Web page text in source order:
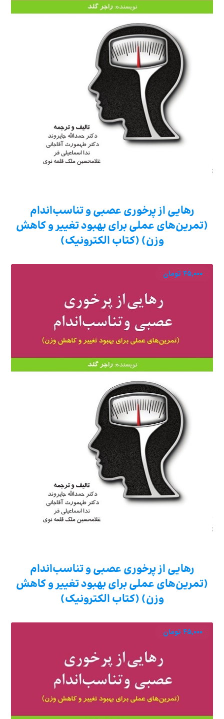
رهایی از پرخوری عصبی و تناسب‌اندام
(تمرین‌های عملی برای بهبود تغییر و کاهش
وزن) (کتاب الکترونیک)
رهایی از پرخوری عصبی و تناسب‌اندام
(تمرین‌های عملی برای بهبود تغییر و کاهش
وزن) (کتاب الکترونیک)
۴۵,۰۰۰ تومان
۴۵,۰۰۰ تومان